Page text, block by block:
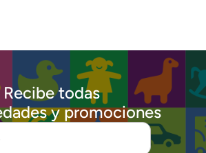
Recibe todas
y promociones